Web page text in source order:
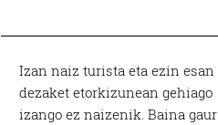
Izan naiz turista eta ezin esan
dezaket etorkizunean gehiago
izango ez naizenik. Baina gaur